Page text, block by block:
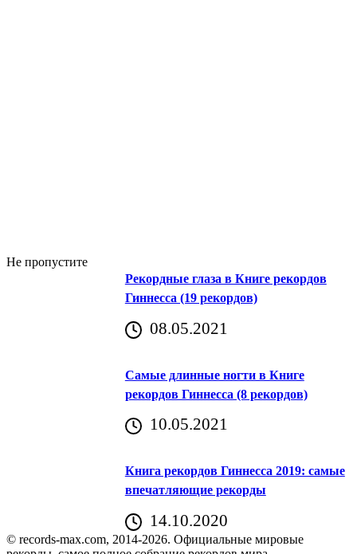
Не пропустите
Рекордные глаза в Книге рекордов
Гиннесса (19 рекордов)
08.05.2021
Самые длинные ногти в Книге
рекордов Гиннесса (8 рекордов)
10.05.2021
Книга рекордов Гиннесса 2019: самые
впечатляющие рекорды
14.10.2020
© records-max.com, 2014-2026. Официальные мировые